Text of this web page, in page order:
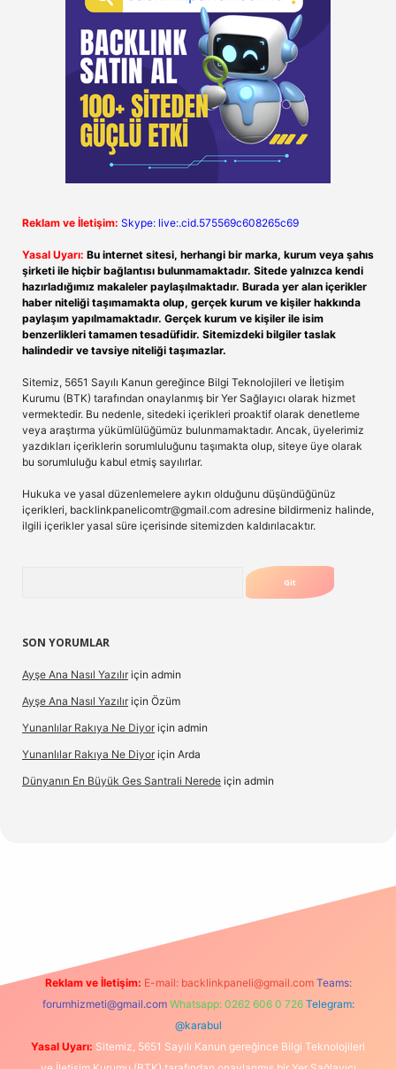
Reklam ve İletişim: Skype: live:.cid.575569c608265c69
Yasal Uyarı: Bu internet sitesi, herhangi bir marka, kurum veya şahıs
şirketi ile hiçbir bağlantısı bulunmamaktadır. Sitede yalnızca kendi
hazırladığımız makaleler paylaşılmaktadır. Burada yer alan içerikler
haber niteliği taşımamakta olup, gerçek kurum ve kişiler hakkında
paylaşım yapılmamaktadır. Gerçek kurum ve kişiler ile isim
benzerlikleri tamamen tesadüfidir. Sitemizdeki bilgiler taslak
halindedir ve tavsiye niteliği taşımazlar.
Sitemiz, 5651 Sayılı Kanun gereğince Bilgi Teknolojileri ve İletişim
Kurumu (BTK) tarafından onaylanmış bir Yer Sağlayıcı olarak hizmet
vermektedir. Bu nedenle, sitedeki içerikleri proaktif olarak denetleme
veya araştırma yükümlülüğümüz bulunmamaktadır. Ancak, üyelerimiz
yazdıkları içeriklerin sorumluluğunu taşımakta olup, siteye üye olarak
bu sorumluluğu kabul etmiş sayılırlar.
Hukuka ve yasal düzenlemelere aykırı olduğunu düşündüğünüz
içerikleri, backlinkpanelicomtr@gmail.com adresine bildirmeniz halinde,
ilgili içerikler yasal süre içerisinde sitemizden kaldırılacaktır.
SON YORUMLAR
Ayşe Ana Nasıl Yazılır için admin
Ayşe Ana Nasıl Yazılır için Özüm
Yunanlılar Rakıya Ne Diyor için admin
Yunanlılar Rakıya Ne Diyor için Arda
Dünyanın En Büyük Ges Santrali Nerede için admin
Reklam ve İletişim: E-mail: backlinkpaneli@gmail.com Teams:
forumhizmeti@gmail.com Whatsapp: 0262 606 0 726 Telegram:
@karabul
Yasal Uyarı: Sitemiz, 5651 Sayılı Kanun gereğince Bilgi Teknolojileri